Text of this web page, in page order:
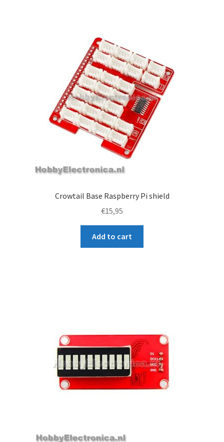
Crowtail Base Raspberry Pi shield
€15,95
Add to cart